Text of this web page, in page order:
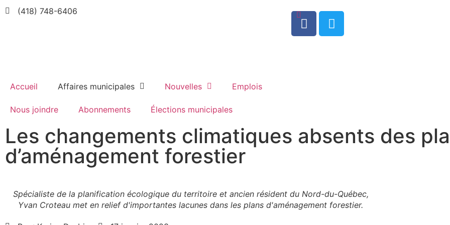
(418) 748-6406
0
Accueil Affaires municipales Nouvelles Emplois
Nous joindre Abonnements Élections municipales
Les changements climatiques absents des
d’aménagement forestier
Spécialiste de la planification écologique du territoire et ancien résident du Nord-du-Québec,
Yvan Croteau met en relief d'importantes lacunes dans les plans d'aménagement forestier.